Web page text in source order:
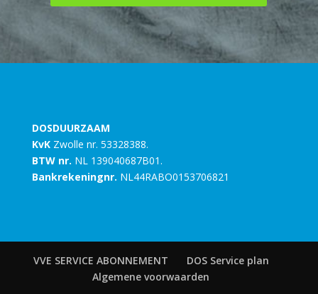
DOSDUURZAAM
KvKZwolle nr. 53328388.
BTW nr. NL 139040687B01.
Bankrekeningnr. NL44RABO0153706821
VVE SERVICE ABONNEMENT
DOS Service plan
Algemene voorwaarden